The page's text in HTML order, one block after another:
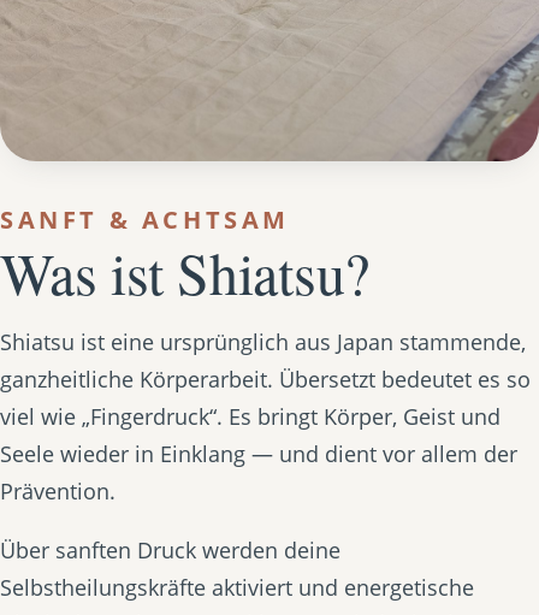
SANFT & ACHTSAM
Was ist Shiatsu?
Shiatsu ist eine ursprünglich aus Japan stammende,
ganzheitliche Körperarbeit. Übersetzt bedeutet es so
viel wie „Fingerdruck“. Es bringt Körper, Geist und
Seele wieder in Einklang — und dient vor allem der
Prävention.
Über sanften Druck werden deine
Selbstheilungskräfte aktiviert und energetische